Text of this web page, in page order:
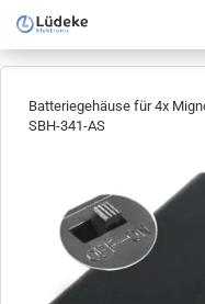
Batteriegehäuse für 4x
SBH-341-AS